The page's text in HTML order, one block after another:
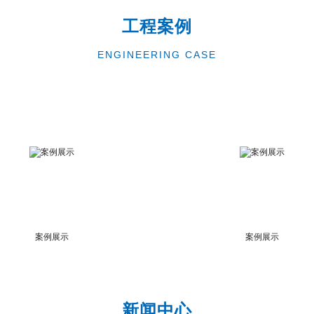
工程案例
ENGINEERING CASE
案例展示 案例展示
新闻中心